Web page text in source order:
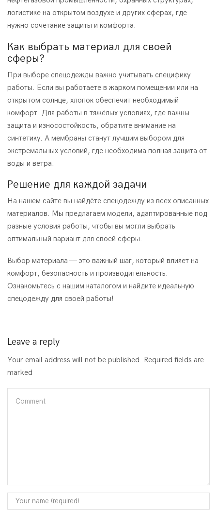
логистике на открытом воздухе и других сферах, где
нужно сочетание защиты и комфорта.
Как выбрать материал для своей
сферы?
При выборе спецодежды важно учитывать специфику
работы. Если вы работаете в жарком помещении или на
открытом солнце, хлопок обеспечит необходимый
комфорт. Для работы в тяжёлых условиях, где важны
защита и износостойкость, обратите внимание на
синтетику. А мембраны станут лучшим выбором для
экстремальных условий, где необходима полная защита от
воды и ветра.
Решение для каждой задачи
На нашем сайте вы найдёте спецодежду из всех описанных
материалов. Мы предлагаем модели, адаптированные под
разные условия работы, чтобы вы могли выбрать
оптимальный вариант для своей сферы.
Выбор материала — это важный шаг, который влияет на
комфорт, безопасность и производительность.
Ознакомьтесь с нашим каталогом и найдите идеальную
спецодежду для своей работы!
Leave a reply
Your email address will not be published. Required fields are
marked